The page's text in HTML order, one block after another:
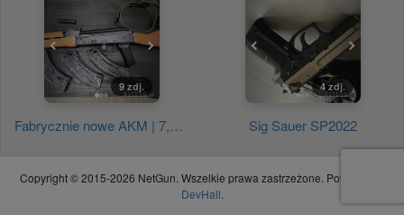
9 zdj.
Fabrycznie nowe AKM | 7,62×39 | Rezerwacje!
4 zdj.
Sig Sauer SP2022
Copyright © 2015-2026 NetGun. Wszelkie prawa zastrzeżone. Powered by
DevHall.